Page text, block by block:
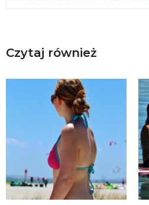
Czytaj również